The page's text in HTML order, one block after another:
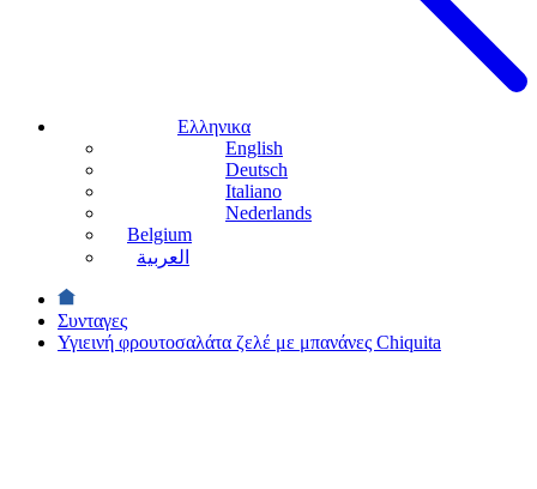
Ελληνικα
English
Deutsch
Italiano
Nederlands
Belgium
العربية
Συνταγες
Υγιεινή φρουτοσαλάτα ζελέ με μπανάνες Chiquita